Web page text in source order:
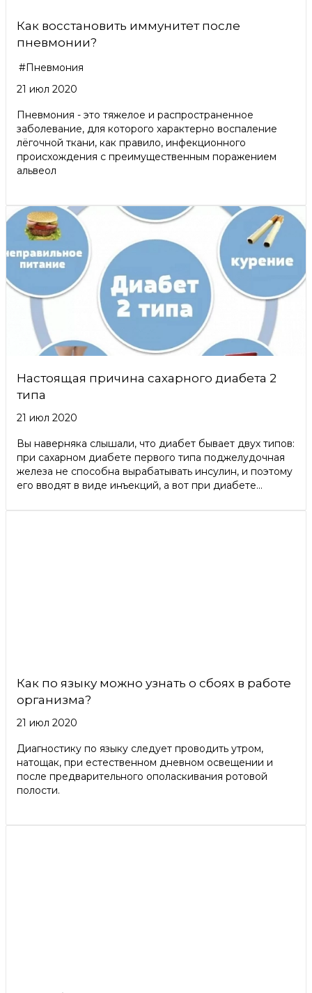
Как восстановить иммунитет после
пневмонии?
#Пневмония
21 июл 2020
Пневмония - это тяжелое и распространенное
заболевание, для которого характерно воспаление
лёгочной ткани, как правило, инфекционного
происхождения с преимущественным поражением
альвеол
Настоящая причина сахарного диабета 2
типа
21 июл 2020
Вы наверняка слышали, что диабет бывает двух типов:
при сахарном диабете первого типа поджелудочная
железа не способна вырабатывать инсулин, и поэтому
его вводят в виде инъекций, а вот при диабете...
Как по языку можно узнать о сбоях в работе
организма?
21 июл 2020
Диагностику по языку следует проводить утром,
натощак, при естественном дневном освещении и
после предварительного ополаскивания ротовой
полости.